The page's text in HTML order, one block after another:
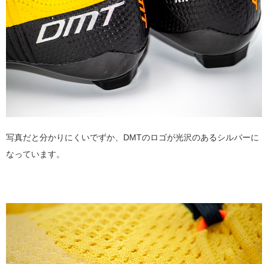
写真だと分かりにくいでずか、DMTのロゴが光沢のあるシルバーに
なっています。